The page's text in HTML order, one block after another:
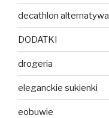
decathlon alternatywa
DODATKI
drogeria
eleganckie sukienki
eobuwie